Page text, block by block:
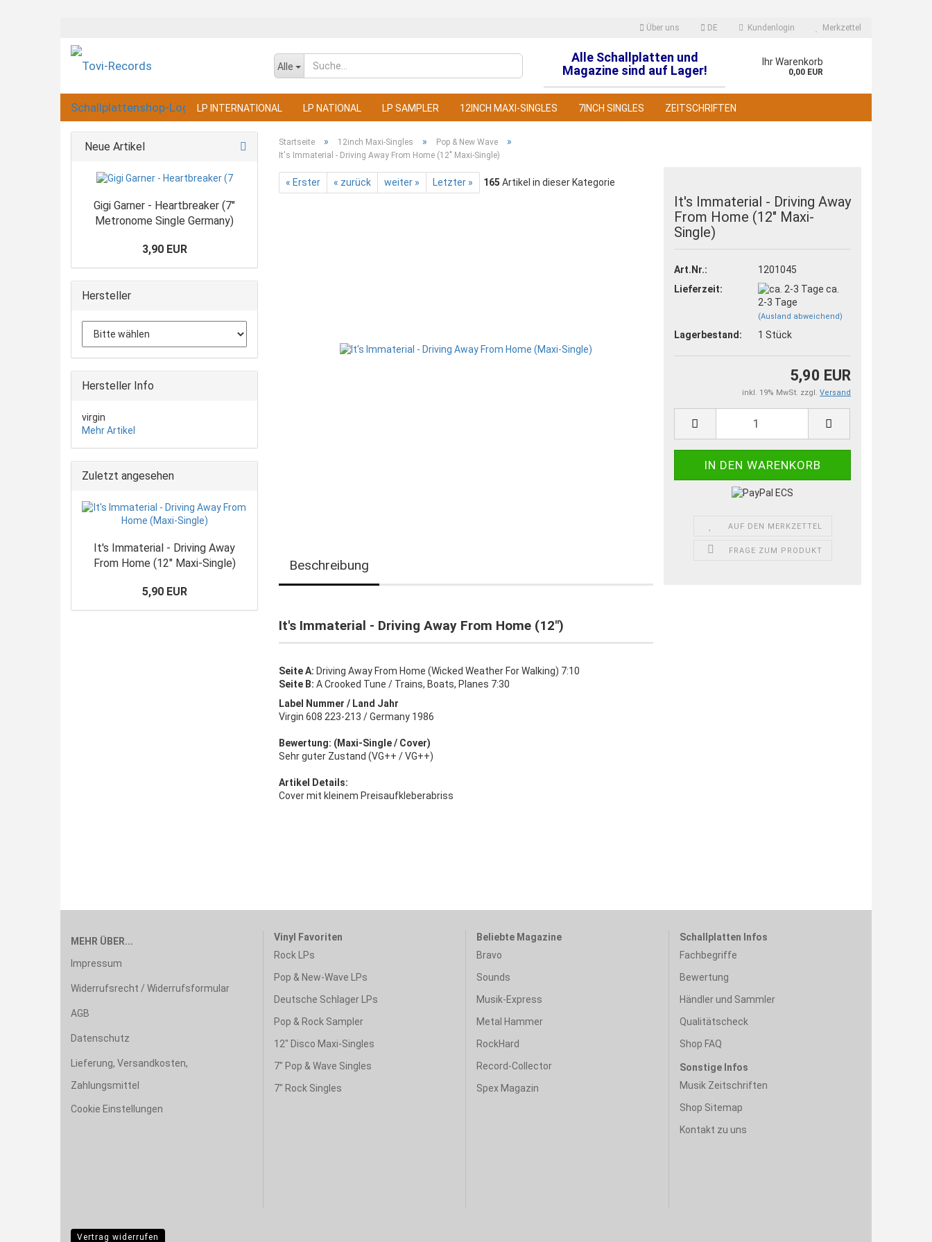
Über uns DE
Sprache auswählen
Kundenlogin
Passwort vergessen?
Merkzettel
Alle
Alle Schallplatten und
Magazine sind auf Lager!
Ihr Warenkorb
0,00 EUR
LP INTERNATIONAL LP NATIONAL LP SAMPLER 12INCH MAXI-SINGLES 7INCH SINGLES ZEITSCHRIFTEN
Startseite » 12inch Maxi-Singles » Pop & New Wave »
It's Immaterial - Driving Away From Home (12" Maxi-Single)
« Erster « zurück weiter » Letzter » 165 Artikel in dieser Kategorie
It's Immaterial - Driving Away
From Home (12" Maxi-
Single)
Art.Nr.:
1201045
Lieferzeit:
ca.
2-3 Tage
(Ausland abweichend)
Lagerbestand: 1Stück
5,90 EUR
inkl. 19% MwSt. zzgl. Versand
AUF DEN MERKZETTEL
FRAGE ZUM PRODUKT
Beschreibung
It's Immaterial - Driving Away From Home (12")
Seite A: Driving Away From Home (Wicked Weather For Walking) 7:10
Seite B: A Crooked Tune / Trains, Boats, Planes 7:30
Label Nummer / Land Jahr
Virgin 608 223-213 / Germany 1986
Bewertung: (Maxi-Single / Cover)
Sehr guter Zustand (VG++ / VG++)
Artikel Details:
Cover mit kleinem Preisaufkleberabriss
Neue Artikel
Gigi Garner - Heartbreaker (7"
Metronome Single Germany)
3,90 EUR
Hersteller
Hersteller Info
virgin
Mehr Artikel
Zuletzt angesehen
It's Immaterial - Driving Away
From Home (12" Maxi-Single)
5,90 EUR
MEHR ÜBER...
Impressum
Widerrufsrecht / Widerrufsformular
AGB
Datenschutz
Lieferung, Versandkosten,
Zahlungsmittel
Cookie Einstellungen
Vinyl Favoriten
Rock LPs
Pop & New-Wave LPs
Deutsche Schlager LPs
Pop & Rock Sampler
12" Disco Maxi-Singles
7" Pop & Wave Singles
7" Rock Singles
Beliebte Magazine
Bravo
Sounds
Musik-Express
Metal Hammer
RockHard
Record-Collector
Spex Magazin
Schallplatten Infos
Fachbegriffe
Bewertung
Händler und Sammler
Qualitätscheck
Shop FAQ
Sonstige Infos
Musik Zeitschriften
Shop Sitemap
Kontakt zu uns
Vertrag widerrufen